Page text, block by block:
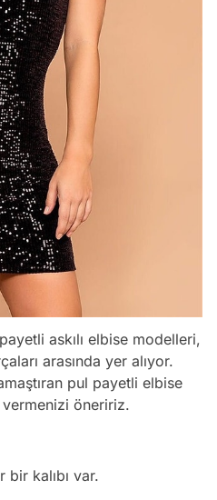
askılı elbise modelleri,
arasında yer alıyor.
pul payetli elbise
öneririz.
kalıbı var.